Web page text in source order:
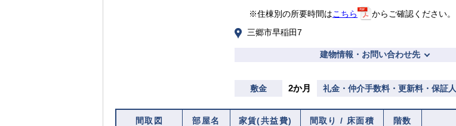
※住棟別の所要時間はこちら
からご確認ください。
三郷市早稲田7
建物情報・お問い合わせ先
敷金 2か月 礼金・仲介手数料・更新料・保証人
間取図 部屋名 家賃(共益費) 間取り / 床面積 階数